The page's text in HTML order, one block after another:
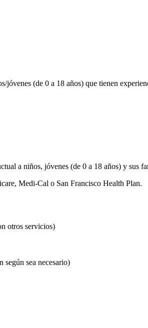
(de 0 a 18 años) que tienen
a niños, jóvenes (de 0 a 18 años) y sus
Medi-Cal o San Francisco Health Plan.
otros servicios)
según sea necesario)